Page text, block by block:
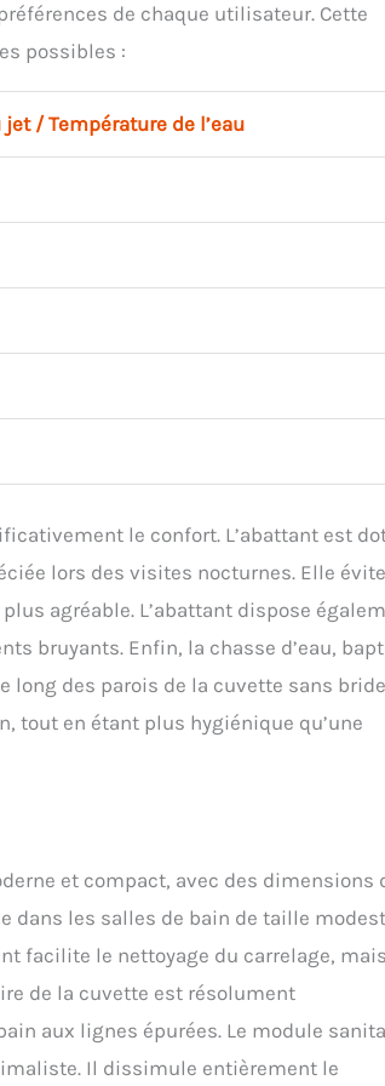
de chaque utilisateur. Cette
possibles :
/ Température de l’eau
le confort. L’abattant est
lors des visites nocturnes. Elle évite
agréable. L’abattant dispose
bruyants. Enfin, la chasse d’eau,
long des parois de la cuvette sans bride
tout en étant plus hygiénique qu’une
et compact, avec des dimensions
dans les salles de bain de taille
facilite le nettoyage du carrelage,
de la cuvette est résolument
aux lignes épurées. Le module
Il dissimule entièrement le